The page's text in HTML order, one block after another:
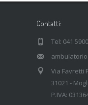
Contatti:
Tel: 041
Via Favretti
31021 -
P.IVA: